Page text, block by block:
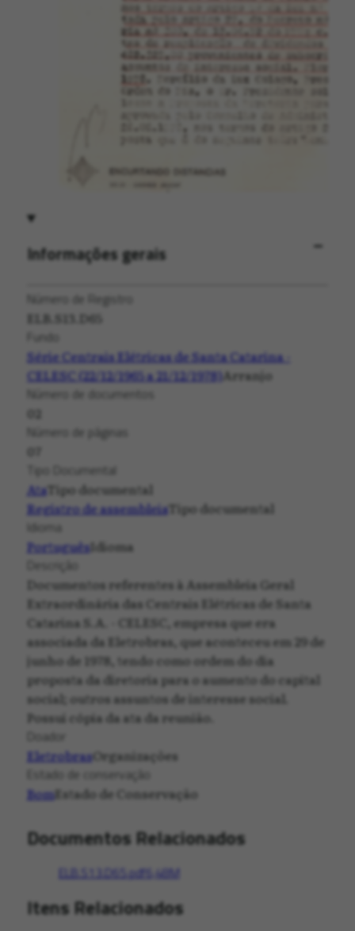
Informações gerais
Número de Registro
ELB.S13.D65
Fundo
Série Centrais Elétricas de Santa Catarina -
CELESC (22/12/1965 a 21/12/1978)Arranjo
Número de documentos
02
Número de páginas
07
Tipo Documental
AtaTipo documental
Registro de assembleiaTipo documental
Idioma
PortuguêsIdioma
Descrição
Documentos referentes à Assembleia Geral
Extraordinária das Centrais Elétricas de Santa
Catarina S.A. - CELESC, empresa que era
associada da Eletrobras, que aconteceu em 29 de
junho de 1978, tendo como ordem do dia
proposta da diretoria para o aumento do capital
social; outros assuntos de interesse social.
Possui cópia da ata da reunião.
Doador
EletrobrasOrganizações
Estado de conservação
BomEstado de Conservação
Documentos Relacionados
ELB.S13.D65.pdf6,48M
Itens Relacionados